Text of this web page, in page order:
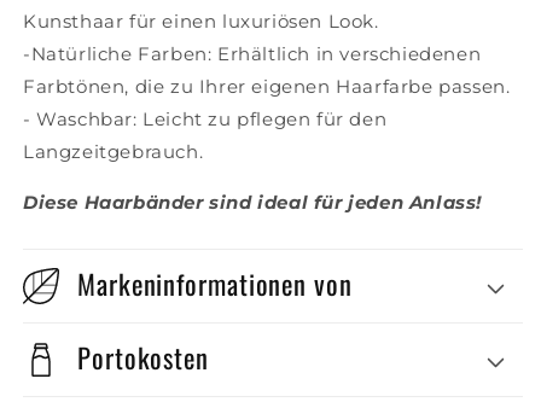
Kunsthaar für einen luxuriösen Look.
-Natürliche Farben: Erhältlich in verschiedenen
Farbtönen, die zu Ihrer eigenen Haarfarbe passen.
- Waschbar: Leicht zu pflegen für den
Langzeitgebrauch.
Diese Haarbänder sind ideal für jeden Anlass!
Markeninformationen von
Portokosten